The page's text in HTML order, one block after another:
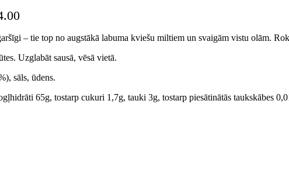
– tie top no augstākā labuma kviešu miltiem un svaigām vistu olām.
Uzglabāt sausā, vēsā vietā.
sāls, ūdens.
65g, tostarp cukuri 1,7g, tauki 3g, tostarp piesātinātās taukskābes